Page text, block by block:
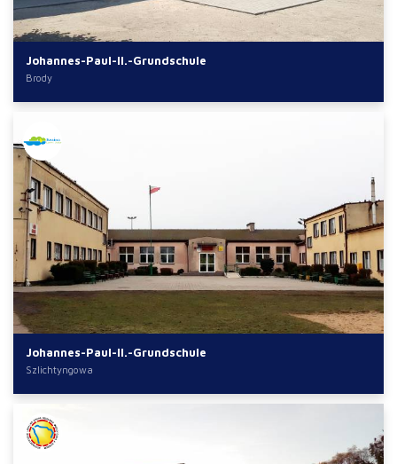
Johannes-Paul-II.-Grundschule
Brody
Johannes-Paul-II.-Grundschule
Szlichtyngowa